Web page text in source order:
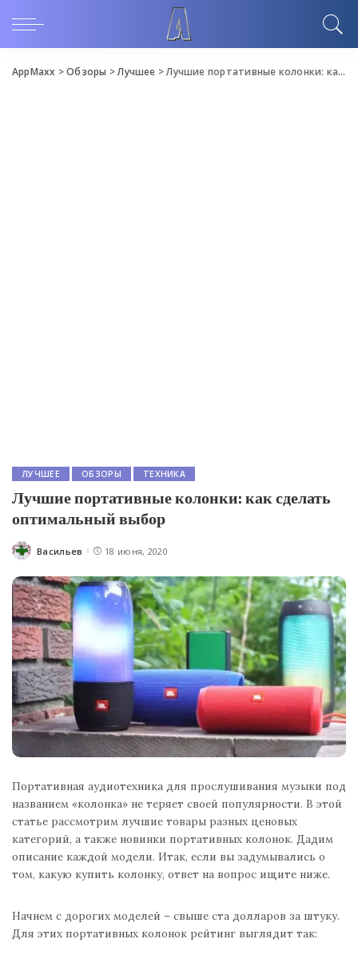
AppMaxx >Обзоры >Лучшее >Лучшие портативные колонки: как сделать оптимальный выбор
ЛУЧШЕЕ ОБЗОРЫ ТЕХНИКА
Лучшие портативные колонки: как сделать
оптимальный выбор
Posted
Васильев 18 июня, 2020
Портативная аудиотехника для прослушивания музыки под
названием «колонка» не теряет своей популярности. В этой
статье рассмотрим лучшие товары разных ценовых
категорий, а также новинки портативных колонок. Дадим
описание каждой модели. Итак, если вы задумывались о
том, какую купить колонку, ответ на вопрос ищите ниже.
Начнем с дорогих моделей – свыше ста долларов за штуку.
Для этих портативных колонок рейтинг выглядит так: